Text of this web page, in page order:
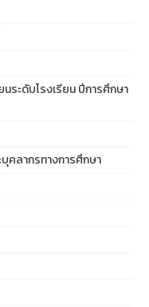
ระดับโรงเรียน ปีการศึกษา
คลากรทางการศึกษา